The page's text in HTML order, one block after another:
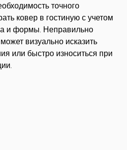
точного
ковер в гостиную с учетом
и формы. Неправильно
визуально исказить
или быстро износиться при